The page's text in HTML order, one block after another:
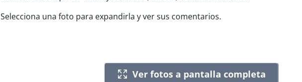
Selecciona una foto para expandirla y ver sus comentarios.
Ver fotos a pantalla completa